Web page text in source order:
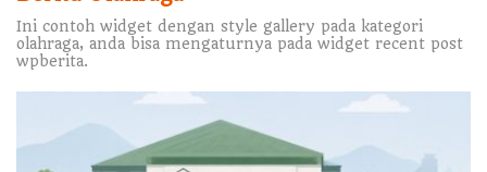
Ini contoh widget dengan style gallery pada kategori
olahraga, anda bisa mengaturnya pada widget recent post
wpberita.